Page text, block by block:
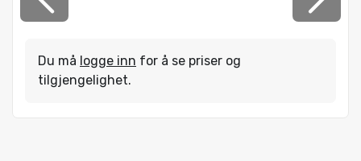
Du må logge inn for å se priser og
tilgjengelighet.